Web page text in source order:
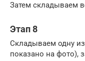
Затем складываем
Этап 8
Складываем одну из
показано на фото),